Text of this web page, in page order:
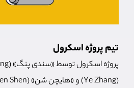
تیم پروژه اسکرول